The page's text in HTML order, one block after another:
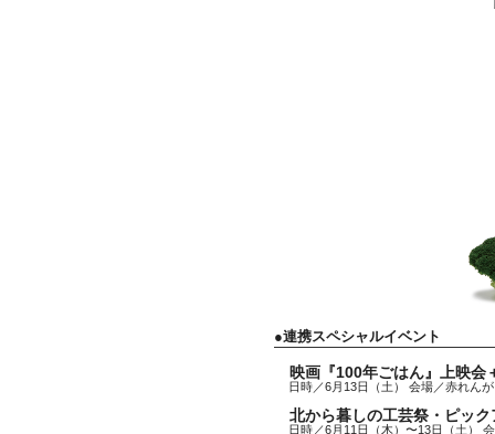
2015年6月13日（土）・14日（日）
会場／札幌市北３条広場（アカプラ
●連携スペシャルイベント
映画『100年ごはん』上映会
日時／6月13日（土） 会場／赤れん
北から暮しの工芸祭・ピッ
日時／6月11日（木）〜13日（土）